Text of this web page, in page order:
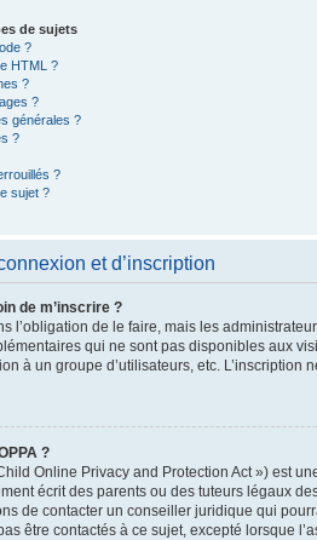
de sujets
?
HTML ?
?
?
générales ?
?
?
sujet ?
et d’inscription
de m’inscrire ?
l’obligation de le faire, mais les
qui ne sont pas disponibles aux
à un groupe d’utilisateurs, etc. L’inscription
?
Online Privacy and Protection Act ») est
écrit des parents ou des tuteurs légaux
de contacter un conseiller juridique qui
être contactés à ce sujet, excepté lorsque